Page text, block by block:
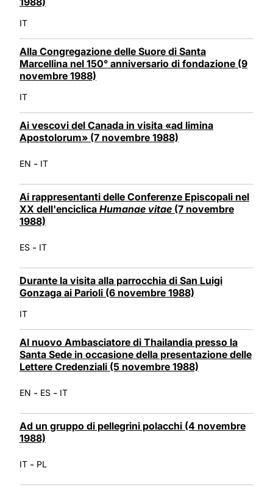
IT
Alla Congregazione delle Suore di Santa
Marcellina nel 150° anniversario di fondazione (9
novembre 1988)
IT
Ai vescovi del Canada in visita «ad limina
Apostolorum» (7 novembre 1988)
EN - IT
Ai rappresentanti delle Conferenze Episcopali nel
XX dell'enciclica Humanae vitae (7 novembre
1988)
ES - IT
Durante la visita alla parrocchia di San Luigi
Gonzaga ai Parioli (6 novembre 1988)
IT
Al nuovo Ambasciatore di Thailandia presso la
Santa Sede in occasione della presentazione delle
Lettere Credenziali (5 novembre 1988)
EN - ES - IT
Ad un gruppo di pellegrini polacchi (4 novembre
1988)
IT - PL